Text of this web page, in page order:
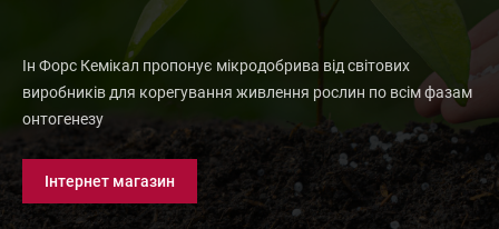
Ін Форс Кемікал пропонує мікродобрива від світових
виробників для корегування живлення рослин по всім фазам
онтогенезу
Інтернет магазин